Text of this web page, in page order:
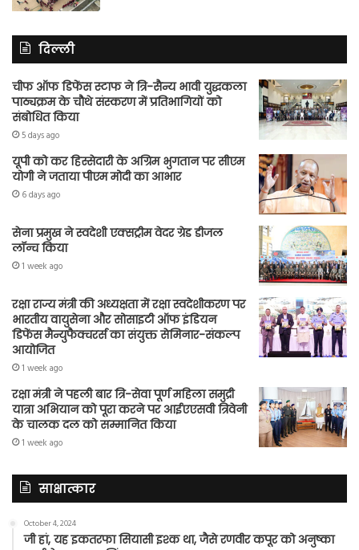
दिल्ली
चीफ ऑफ डिफेंस स्टाफ ने त्रि-सैन्य भावी युद्धकला
पाठ्यक्रम के चौथे संस्करण में प्रतिभागियों को
संबोधित किया
5 days ago
यूपी को कर हिस्सेदारी के अग्रिम भुगतान पर सीएम
योगी ने जताया पीएम मोदी का आभार
6 days ago
सेना प्रमुख ने स्वदेशी एक्सट्रीम वेदर ग्रेड डीजल
लॉन्च किया
1 week ago
रक्षा राज्य मंत्री की अध्यक्षता में रक्षा स्वदेशीकरण पर
भारतीय वायुसेना और सोसाइटी ऑफ इंडियन
डिफेंस मैन्युफैक्चरर्स का संयुक्त सेमिनार-संकल्प
आयोजित
1 week ago
रक्षा मंत्री ने पहली बार त्रि-सेवा पूर्ण महिला समुद्री
यात्रा अभियान को पूरा करने पर आईएएसवी त्रिवेनी
के चालक दल को सम्मानित किया
1 week ago
साक्षात्कार
October 4, 2024
जी हां, यह इकतरफा सियासी इश्क था, जैसे रणवीर कपूर को अनुष्का